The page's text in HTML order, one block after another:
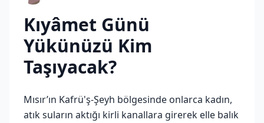
Kıyâmet Günü
Yükünüzü Kim
Taşıyacak?
Mısır’ın Kafrü'ş-Şeyh bölgesinde onlarca kadın,
atık suların aktığı kirli kanallara girerek elle balık